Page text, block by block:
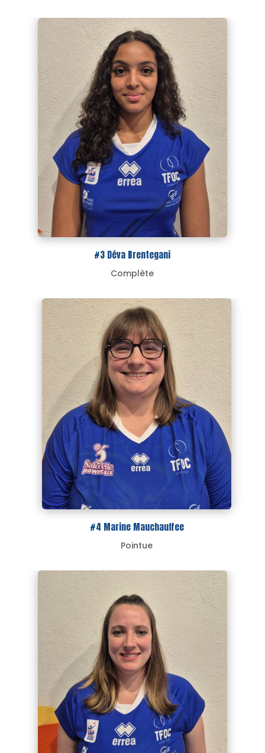
#3 Déva Brentegani
Complète
#4 Marine Mauchauffee
Pointue